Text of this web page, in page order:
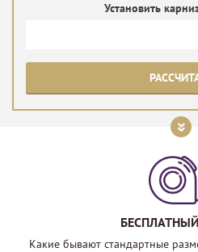
Установить
Какие бывают стандартные